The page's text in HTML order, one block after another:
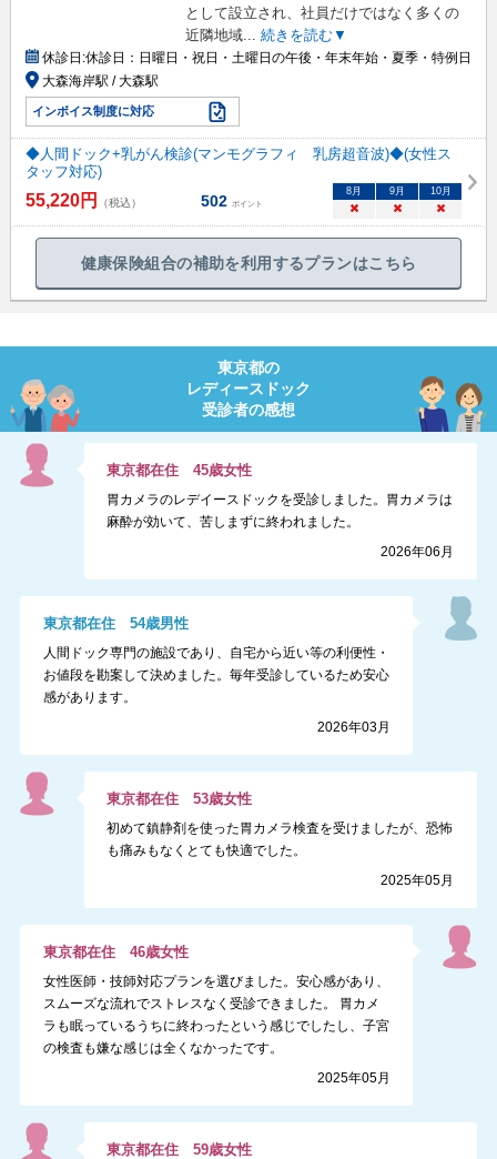
として設立され、社員だけではなく多くの
近隣地域... 続きを読む▼
休診日:休診日：日曜日・祝日・土曜日の午後・年末年始・夏季・特例日
大森海岸駅 / 大森駅
インボイス制度に対応
◆人間ドック+乳がん検診(マンモグラフィ 乳房超音波)◆(女性ス
タッフ対応)
55,220円 （税込） 502 ポイント
8 月 9 月 10月
× × ×
健康保険組合の補助を利用するプランはこちら
東京都の
レディースドック
受診者の感想
東京都在住45歳女性
胃カメラのレデイースドックを受診しました。胃カメラは
麻酔が効いて、苦しまずに終われました。
2026年06月
東京都在住 54歳男性
人間ドック専門の施設であり、自宅から近い等の利便性・
お値段を勘案して決めました。毎年受診しているため安心
感があります。
2026年03月
東京都在住53歳女性
初めて鎮静剤を使った胃カメラ検査を受けましたが、恐怖
も痛みもなくとても快適でした。
2025年05月
東京都在住 46歳女性
女性医師・技師対応プランを選びました。安心感があり、
スムーズな流れでストレスなく受診できました。 胃カメ
ラも眠っているうちに終わったという感じでしたし、子宮
の検査も嫌な感じは全くなかったです。
2025年05月
東京都在住59歳女性